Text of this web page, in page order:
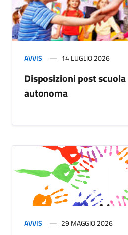
AVVISI 14 LUGLIO 2026
Disposizioni post
autonoma
AVVISI 29 MAGGIO 2026